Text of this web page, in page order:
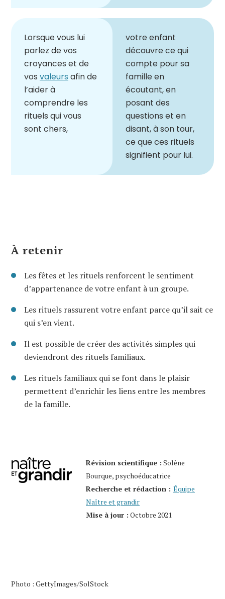
Lorsque vous lui
parlez de vos
croyances et de
vos valeurs afin de
l’aider à
comprendre les
rituels qui vous
sont chers,
votre enfant
découvre ce qui
compte pour sa
famille en
écoutant, en
posant des
questions et en
disant, à son tour,
ce que ces rituels
signifient pour lui.
À retenir
Les fêtes et les rituels renforcent le sentiment
d’appartenance de votre enfant à un groupe.
Les rituels rassurent votre enfant parce qu’il sait ce
qui s’en vient.
Il est possible de créer des activités simples qui
deviendront des rituels familiaux.
Les rituels familiaux qui se font dans le plaisir
permettent d’enrichir les liens entre les membres
de la famille.
Révision scientifique : Solène
Bourque, psychoéducatrice
Recherche et rédaction : Équipe
Naître et grandir
Mise à jour : Octobre 2021
Photo : GettyImages/SolStock